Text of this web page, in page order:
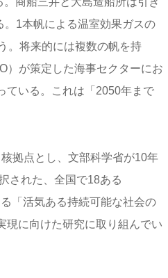
1本帆による温室効果ガスの
。将来的には複数の帆を持
）が策定した海事セクターにお
ている。これは「2050年まで
拠点とし、文部科学省が10年
された、全国で18ある
「活気ある持続可能な社会の
現に向けた研究に取り組んでい